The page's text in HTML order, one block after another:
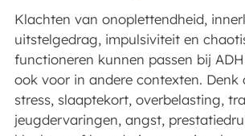
Klachten van onoplettendheid,
uitstelgedrag, impulsiviteit en
functioneren kunnen passen bij
ook voor in andere contexten. Denk
stress, slaaptekort, overbelasting,
jeugdervaringen, angst,